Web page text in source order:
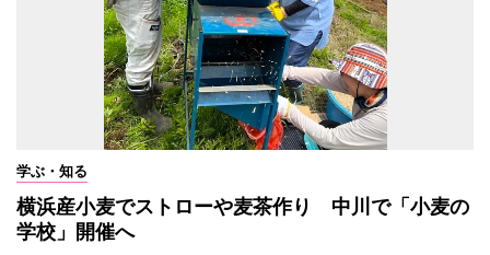
学ぶ・知る
横浜産小麦でストローや麦茶作り 中川で「小麦の
学校」開催へ